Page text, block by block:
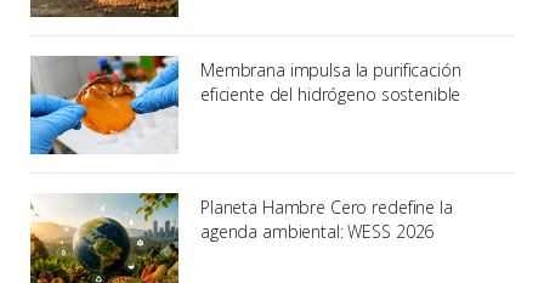
Membrana impulsa la purificación
eficiente del hidrógeno sostenible
Planeta Hambre Cero redefine la
agenda ambiental: WESS 2026